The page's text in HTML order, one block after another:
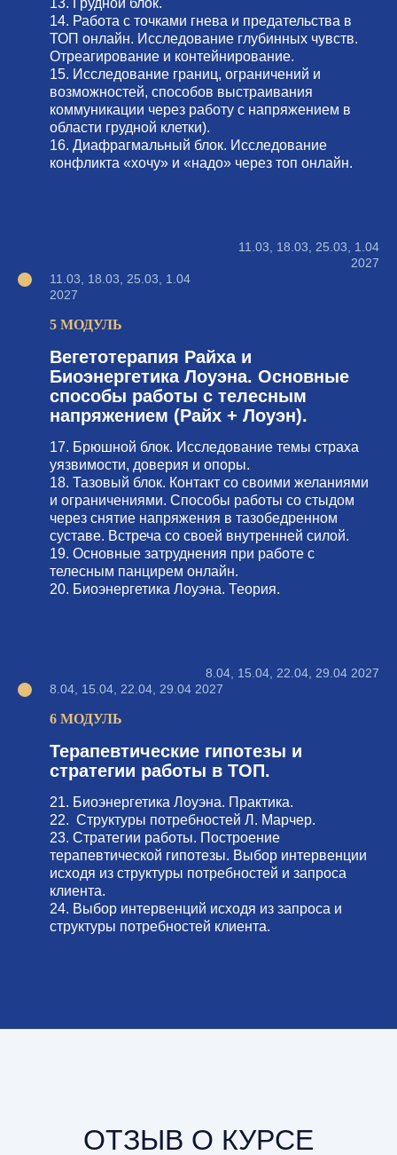
13. Грудной блок.
14. Работа с точками гнева и предательства в
ТОП онлайн. Исследование глубинных чувств.
Отреагирование и контейнирование.
15. Исследование границ, ограничений и
возможностей, способов выстраивания
коммуникации через работу с напряжением в
области грудной клетки).
16. Диафрагмальный блок. Исследование
конфликта «хочу» и «надо» через топ онлайн.
11.03, 18.03, 25.03, 1.04
2027
11.03, 18.03, 25.03, 1.04
2027
5 МОДУЛЬ
Вегетотерапия Райха и
Биоэнергетика Лоуэна. Основные
способы работы с телесным
напряжением (Райх + Лоуэн).
17. Брюшной блок. Исследование темы страха
уязвимости, доверия и опоры.
18. Тазовый блок. Контакт со своими желаниями
и ограничениями. Способы работы со стыдом
через снятие напряжения в тазобедренном
суставе. Встреча со своей внутренней силой.
19. Основные затруднения при работе с
телесным панцирем онлайн.
20. Биоэнергетика Лоуэна. Теория.
8.04, 15.04, 22.04, 29.04 2027
8.04, 15.04, 22.04, 29.04 2027
6 МОДУЛЬ
Терапевтические гипотезы и
стратегии работы в ТОП.
21. Биоэнергетика Лоуэна. Практика.
22. Структуры потребностей Л. Марчер.
23. Стратегии работы. Построение
терапевтической гипотезы. Выбор интервенции
исходя из структуры потребностей и запроса
клиента.
24. Выбор интервенций исходя из запроса и
структуры потребностей клиента.
ОТЗЫВ О КУРСЕ